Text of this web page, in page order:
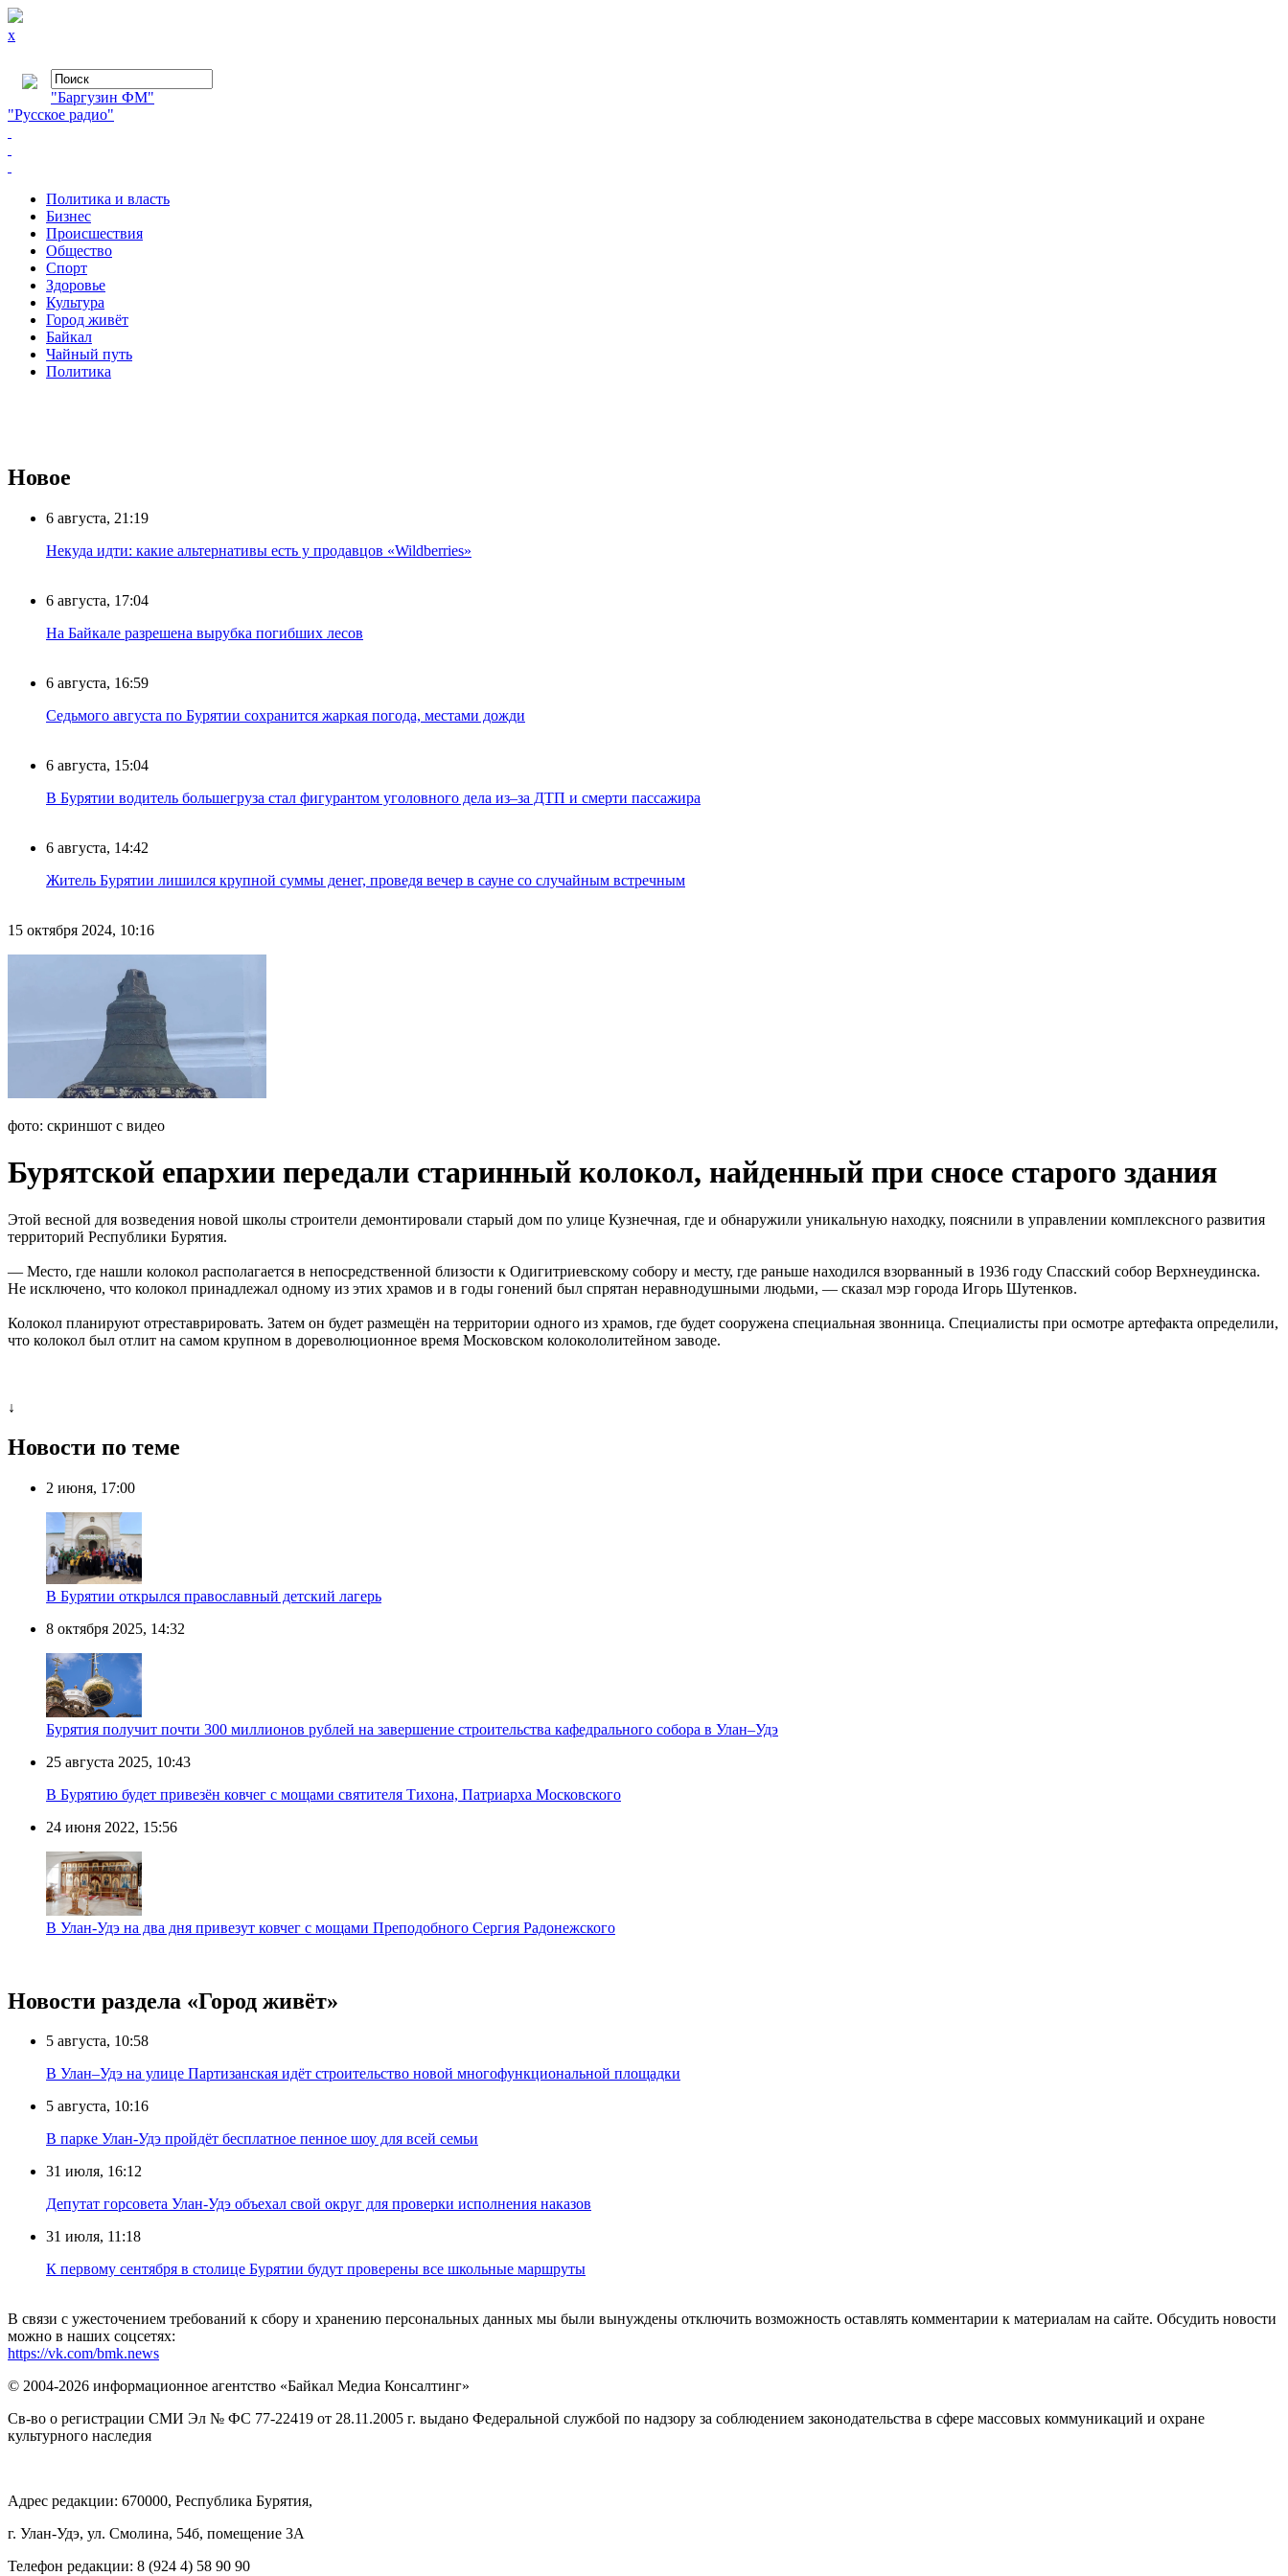
x
"Баргузин ФМ"
"Русское радио"
Политика и власть
Бизнес
Происшествия
Общество
Cпорт
Здоровье
Культура
Город живёт
Байкал
Чайный путь
Политика
Новое
6 августа, 21:19
Некуда идти: какие альтернативы есть у продавцов «Wildberries»
6 августа, 17:04
На Байкале разрешена вырубка погибших лесов
6 августа, 16:59
Седьмого августа по Бурятии сохранится жаркая погода, местами дожди
6 августа, 15:04
В Бурятии водитель большегруза стал фигурантом уголовного дела из–за ДТП и смерти пассажира
6 августа, 14:42
Житель Бурятии лишился крупной суммы денег, проведя вечер в сауне со случайным встречным
15 октября 2024, 10:16
фото: скриншот с видео
Бурятской епархии передали старинный колокол, найденный при сносе старого здания
Этой весной для возведения новой школы строители демонтировали старый дом по улице Кузнечная, где и обнаружили уникальную находку, пояснили в управлении комплексного развития
территорий Республики Бурятия.
— Место, где нашли колокол располагается в непосредственной близости к Одигитриевскому собору и месту, где раньше находился взорванный в 1936 году Спасский собор Верхнеудинска.
Не исключено, что колокол принадлежал одному из этих храмов и в годы гонений был спрятан неравнодушными людьми, — сказал мэр города Игорь Шутенков.
Колокол планируют отреставрировать. Затем он будет размещён на территории одного из храмов, где будет сооружена специальная звонница. Специалисты при осмотре артефакта определили,
что колокол был отлит на самом крупном в дореволюционное время Московском колокололитейном заводе.
↓
Новости по теме
2 июня, 17:00
В Бурятии открылся православный детский лагерь
8 октября 2025, 14:32
Бурятия получит почти 300 миллионов рублей на завершение строительства кафедрального собора в Улан–Удэ
25 августа 2025, 10:43
В Бурятию будет привезён ковчег с мощами святителя Тихона, Патриарха Московского
24 июня 2022, 15:56
В Улан-Удэ на два дня привезут ковчег с мощами Преподобного Сергия Радонежского
Новости раздела «Город живёт»
5 августа, 10:58
В Улан–Удэ на улице Партизанская идёт строительство новой многофункциональной площадки
5 августа, 10:16
В парке Улан-Удэ пройдёт бесплатное пенное шоу для всей семьи
31 июля, 16:12
Депутат горсовета Улан-Удэ объехал свой округ для проверки исполнения наказов
31 июля, 11:18
К первому сентября в столице Бурятии будут проверены все школьные маршруты
В связи с ужесточением требований к сбору и хранению персональных данных мы были вынуждены отключить возможность оставлять комментарии к материалам на сайте. Обсудить новости
можно в наших соцсетях:
https://vk.com/bmk.news
© 2004-2026 информационное агентство «Байкал Медиа Консалтинг»
Св-во о регистрации СМИ Эл № ФС 77-22419 от 28.11.2005 г. выдано Федеральной службой по надзору за соблюдением законодательства в сфере массовых коммуникаций и охране
культурного наследия
Адрес редакции: 670000, Республика Бурятия,
г. Улан-Удэ, ул. Смолина, 54б, помещение 3А
Телефон редакции: ‎‎8 (924 4) 58 90 90